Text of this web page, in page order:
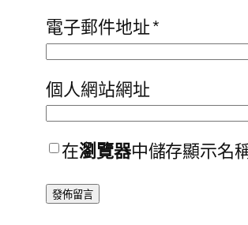
電子郵件地址*
個人網站網址
在瀏覽器中儲存顯示名